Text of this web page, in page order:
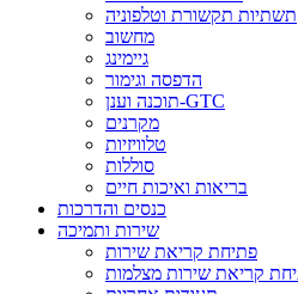
תשתיות תקשורת וטלפוניה
מחשוב
גיימינג
הדפסה וגימור
תוכנה וענן-GTC
מקרנים
טלוויזיות
סוללות
בריאות ואיכות חיים
כנסים והדרכות
שירות ותמיכה
פתיחת קריאת שירות